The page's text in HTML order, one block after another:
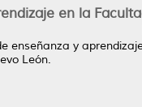
en la
enseñanza y
León.